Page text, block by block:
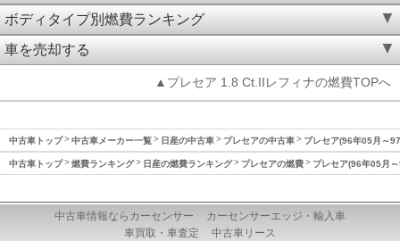
ボディタイプ別燃費ランキング
車を売却する
▲プレセア 1.8 Ct.IIレフィナの燃費TOPへ
中古車トップ 中古車メーカー一覧 日産の中古車 プレセアの中古車 プレセア(96年05月～
中古車トップ 燃費ランキング 日産の燃費ランキング プレセアの燃費 プレセア(96年05月
中古車情報ならカーセンサー
カーセンサーエッジ・輸入車
車買取・車査定
中古車リース